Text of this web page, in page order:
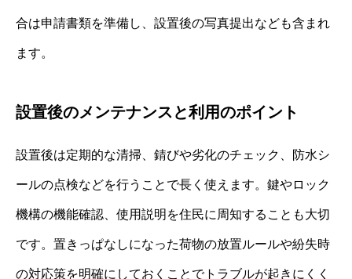
合は申請書類を準備し、設置後の写真提出なども含まれ
ます。
設置後のメンテナンスと利用のポイント
設置後は定期的な清掃、錆びや劣化のチェック、防水シ
ールの点検などを行うことで長く使えます。鍵やロック
機構の機能確認、使用説明を住民に周知することも大切
です。置きっぱなしになった荷物の放置ルールや紛失時
の対応策を明確にしておくことでトラブルが起きにくく